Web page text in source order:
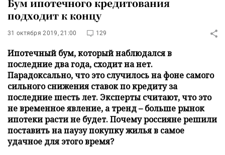
Бум ипотечного кредитования
подходит к концу
31 октября 2019, 21:00 129
Ипотечный бум, который наблюдался в
последние два года, сходит на нет.
Парадоксально, что это случилось на фоне самого
сильного снижения ставок по кредиту за
последние шесть лет. Эксперты считают, что это
не временное явление, а тренд – больше рынок
ипотеки расти не будет. Почему россияне решили
поставить на паузу покупку жилья в самое
удачное для этого время?